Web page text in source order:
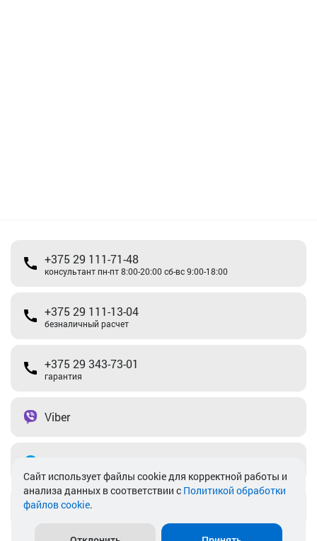
+375 29 111-71-48
консультант пн-пт 8:00-20:00 сб-вс 9:00-18:00
+375 29 111-13-04
безналичный расчет
+375 29 343-73-01
гарантия
Viber
info@akkamulik.by
Cайт использует файлы cookie для корректной работы и
анализа данных в соответствии с Политикой обработки
файлов cookie.